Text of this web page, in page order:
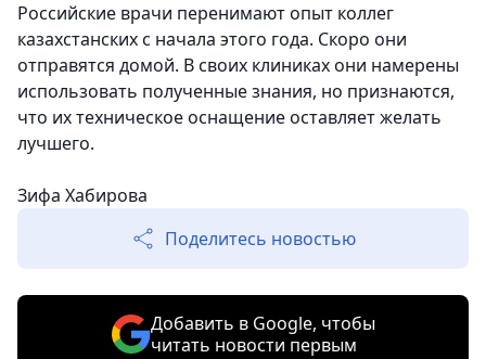
Российские врачи перенимают опыт коллег
казахстанских с начала этого года. Скоро они
отправятся домой. В своих клиниках они намерены
использовать полученные знания, но признаются,
что их техническое оснащение оставляет желать
лучшего.
Зифа Хабирова
Поделитесь новостью
Добавить в Google, чтобы
читать новости первым